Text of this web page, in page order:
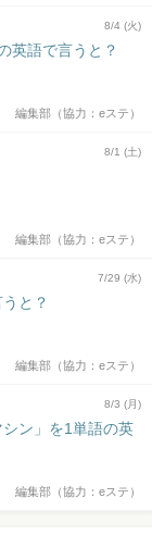
8/4 (火)
英語で言うと？
編集部（協力：eステ）
8/1 (土)
編集部（協力：eステ）
7/29 (水)
と？
編集部（協力：eステ）
8/3 (月)
ン」を1単語の英
編集部（協力：eステ）